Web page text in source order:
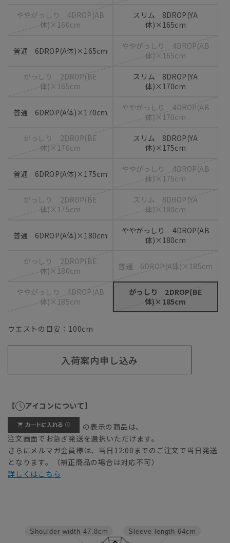
ややがっしり 4DROP(AB
体)×160cm
スリム 8DROP(YA
体)×165cm
普通 6DROP(A体)×165cm
ややがっしり 4DROP(AB
体)×165cm
がっしり 2DROP(BE
体)×165cm
スリム 8DROP(YA
体)×170cm
普通 6DROP(A体)×170cm
ややがっしり 4DROP(AB
体)×170cm
がっしり 2DROP(BE
体)×170cm
スリム 8DROP(YA
体)×175cm
普通 6DROP(A体)×175cm
ややがっしり 4DROP(AB
体)×175cm
がっしり 2DROP(BE
体)×175cm
スリム 8DROP(YA
体)×180cm
普通 6DROP(A体)×180cm
ややがっしり 4DROP(AB
体)×180cm
がっしり 2DROP(BE
体)×180cm
普通 6DROP(A体)×185cm
ややがっしり 4DROP(AB
体)×185cm
がっしり 2DROP(BE
体)×185cm
ウエストの目安： 100cm
入荷案内申し込み
【 アイコンについて】
の表示の商品は、
注文画面でお急ぎ発送を選択いただけます。
さらにメルマガ会員様は、当日12:00までのご注文で当日発送
となります。（補正商品の場合は対応不可）
詳しくはこちら
Sleeve length 64cm
Shoulder width 47.8cm